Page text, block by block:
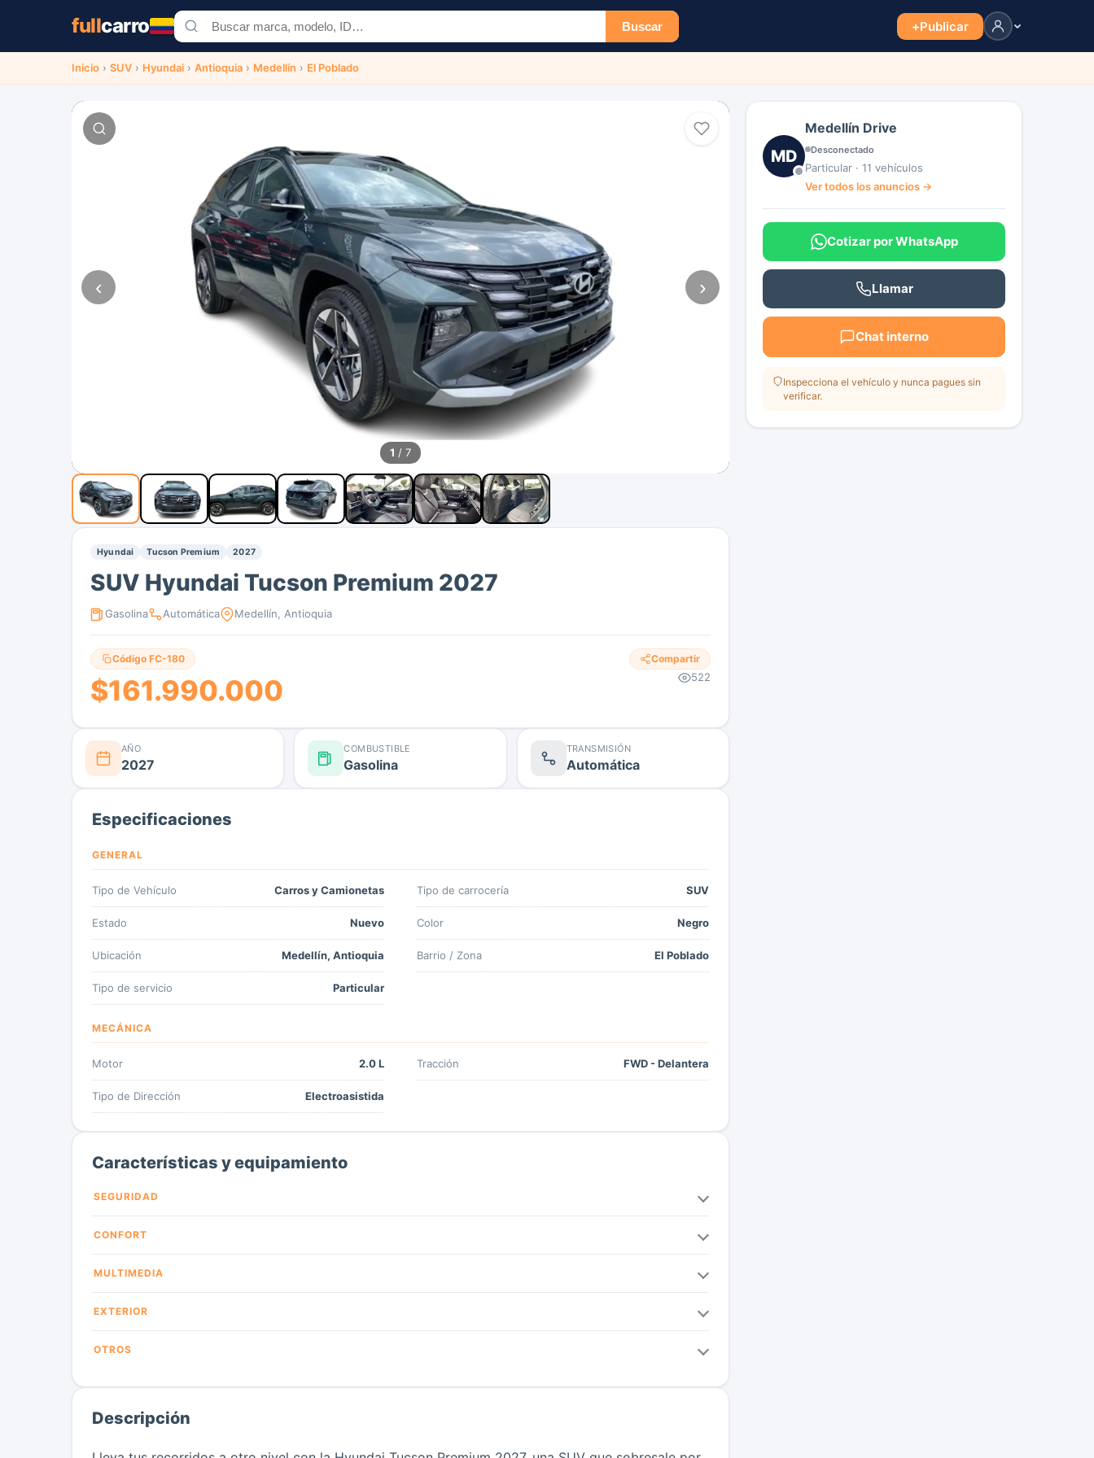
fullcarro Buscar +Publicar
Inicio › SUV › Hyundai › Antioquia › Medellín › El Poblado
‹ ›
1 / 7
Hyundai Tucson Premium 2027
SUV Hyundai Tucson Premium 2027
Gasolina Automática Medellín, Antioquia
Código FC-180
$161.990.000
Compartir
522
AÑO
2027
COMBUSTIBLE
Gasolina
TRANSMISIÓN
Automática
Especificaciones
GENERAL
Tipo de Vehículo Carros y Camionetas Tipo de carrocería SUV
Estado Nuevo Color Negro
Ubicación Medellín, Antioquia Barrio / Zona El Poblado
Tipo de servicio Particular
MECÁNICA
Motor 2.0 L Tracción FWD - Delantera
Tipo de Dirección Electroasistida
Características y equipamiento
SEGURIDAD
CONFORT
MULTIMEDIA
EXTERIOR
OTROS
Descripción
MD
Medellín Drive
Desconectado
Particular · 11 vehículos
Ver todos los anuncios →
Cotizar por WhatsApp
Llamar
Chat interno
Inspecciona el vehículo y nunca pagues sin
verificar.